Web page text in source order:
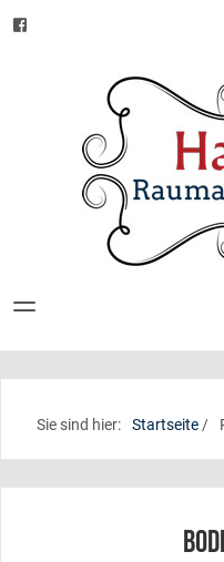
Sie sind hier: Startseite /